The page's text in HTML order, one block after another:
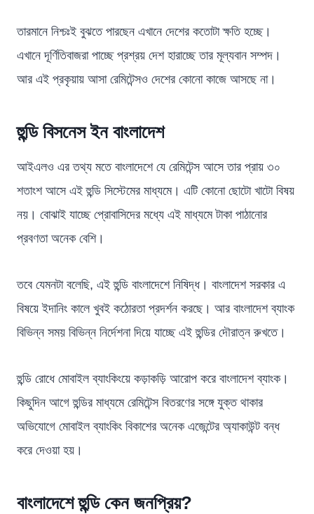
তারমানে নিশ্চঃই বুঝতে পারছেন এখানে দেশের কতোটা ক্ষতি হচ্ছে।
এখানে দূর্ণিতিবাজরা পাচ্ছে প্রশ্রয় দেশ হারাচ্ছে তার মূল্যবান সম্পদ।
আর এই প্রকৃয়ায় আসা রেমিটেন্সও দেশের কোনো কাজে আসছে না।
হুন্ডি বিসনেস ইন বাংলাদেশ
আইএলও এর তথ্য মতে বাংলাদেশে যে রেমিটেন্স আসে তার প্রায় ৩০
শতাংশ আসে এই হুন্ডি সিস্টেমের মাধ্যমে। এটি কোনো ছোটো খাটো বিষয়
নয়। বোঝাই যাচ্ছে প্রোবাসিদের মধ্যে এই মাধ্যমে টাকা পাঠানোর
প্রবণতা অনেক বেশি।
তবে যেমনটা বলেছি, এই হুন্ডি বাংলাদেশে নিষিদ্ধ। বাংলাদেশ সরকার এ
বিষয়ে ইদানিং কালে খুবই কঠোরতা প্রদর্শন করছে। আর বাংলাদেশ ব্যাংক
বিভিন্ন সময় বিভিন্ন নির্দেশনা দিয়ে যাচ্ছে এই হুন্ডির দৌরাত্ন রুখতে।
হুন্ডি রোধে মোবাইল ব্যাংকিংয়ে কড়াকড়ি আরোপ করে বাংলাদেশ ব্যাংক।
কিছুদিন আগে হুন্ডির মাধ্যমে রেমিটেন্স বিতরণের সঙ্গে যুক্ত থাকার
অভিযোগে মোবাইল ব্যাংকিং বিকাশের অনেক এজেন্টের অ্যাকাউন্ট বন্ধ
করে দেওয়া হয়।
বাংলাদেশে হুন্ডি কেন জনপ্রিয়?